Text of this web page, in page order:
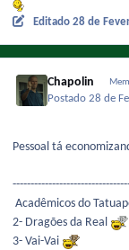
Editado 28 de
Chapolin
Postado28 de
Pessoal tá
Acadêmicos do
2- Dragões da Real
3- Vai-Vai